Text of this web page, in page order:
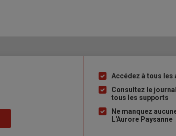
Liste
à
puce
Accédez à tous les
Consultez le
tous les supports
Ne manquez
L'Aurore Paysanne